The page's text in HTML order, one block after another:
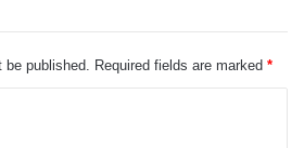
published. Required fields are marked *